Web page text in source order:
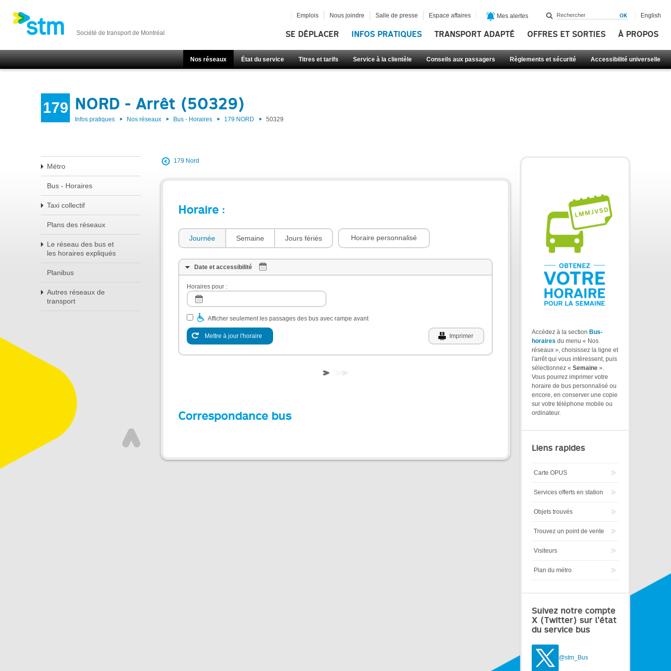
Société de transport de Montréal SE DÉPLACER INFOS PRATIQUES TRANSPORT ADAPTÉ OFFRES ET SORTIES À PROPOS
Nos réseaux État du service Titres et tarifs Service à la clientèle Conseils aux passagers Règlements et sécurité Accessibilité universelle
Emplois Nous joindre Salle de presse Espace affaires Mes alertes English
179 NORD - Arrêt (50329)
Infos pratiques Nos réseaux Bus - Horaires 179 NORD 50329
Métro
Bus - Horaires
Taxi collectif
Plans des réseaux
Le réseau des bus et
les horaires expliqués
Planibus
Autres réseaux de
transport
179 Nord
Horaire :
Journée Semaine Jours fériés Horaire personnalisé
Date et accessibilité
Horaires pour :
Afficher seulement les passages des bus avec rampe avant
Mettre à jour l'horaire Imprimer
Correspondance bus
Accédez à la section Bus-
horaires du menu « Nos
réseaux », choisissez la ligne et
l'arrêt qui vous intéressent, puis
sélectionnez « Semaine ».
Vous pourrez imprimer votre
horaire de bus personnalisé ou
encore, en conserver une copie
sur votre téléphone mobile ou
ordinateur.
Liens rapides
Carte OPUS
Services offerts en station
Objets trouvés
Trouvez un point de vente
Visiteurs
Plan du métro
Suivez notre compte
X (Twitter) sur l'état
du service bus
@stm_Bus